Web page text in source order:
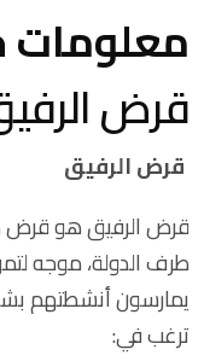
قرض
قرض الرفيق
قرض الرفيق هو
طرف الدولة، موجه
يمارسون أنشطتهم
ترغب في: